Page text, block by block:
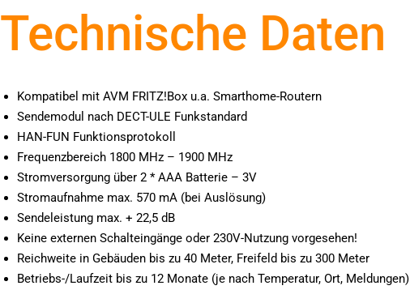
Technische Daten
Kompatibel mit AVM FRITZ!Box u.a. Smarthome-Routern
Sendemodul nach DECT-ULE Funkstandard
HAN-FUN Funktionsprotokoll
Frequenzbereich 1800 MHz – 1900 MHz
Stromversorgung über 2 * AAA Batterie – 3V
Stromaufnahme max. 570 mA (bei Auslösung)
Sendeleistung max. + 22,5 dB
Keine externen Schalteingänge oder 230V-Nutzung vorgesehen!
Reichweite in Gebäuden bis zu 40 Meter, Freifeld bis zu 300 Meter
Betriebs-/Laufzeit bis zu 12 Monate (je nach Temperatur, Ort, Meldungen)